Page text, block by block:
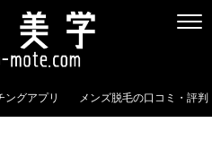
ングアプリ メンズ脱毛の口コミ・評判